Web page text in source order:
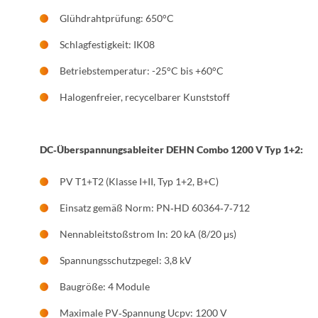
Glühdrahtprüfung: 650°C
Schlagfestigkeit: IK08
Betriebstemperatur: -25°C bis +60°C
Halogenfreier, recycelbarer Kunststoff
DC‑Überspannungsableiter DEHN Combo 1200 V Typ 1+2:
PV T1+T2 (Klasse I+II, Typ 1+2, B+C)
Einsatz gemäß Norm: PN‑HD 60364‑7‑712
Nennableitstoßstrom In: 20 kA (8/20 μs)
Spannungsschutzpegel: 3,8 kV
Baugröße: 4 Module
Maximale PV‑Spannung Ucpv: 1200 V